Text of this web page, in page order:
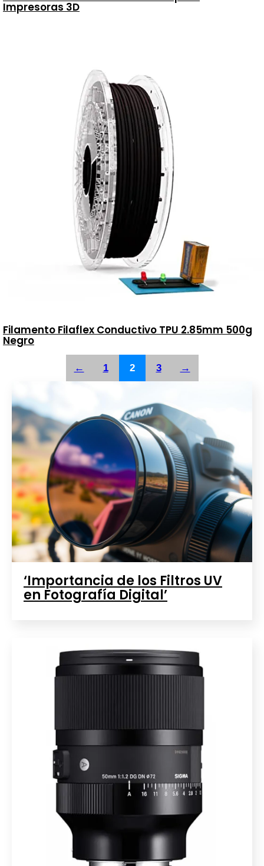
Impresoras 3D
Filamento Filaflex Conductivo TPU 2.85mm 500g
Negro
← 1 2 3 →
‘Importancia de los Filtros UV
en Fotografía Digital’